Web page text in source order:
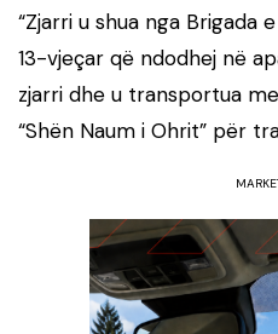
“Zjarri u shua nga Brigada
13-vjeçar që ndodhej në
zjarri dhe u transportua
“Shën Naum i Ohrit” për